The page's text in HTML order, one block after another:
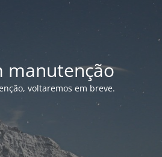
manutenção
voltaremos em breve.